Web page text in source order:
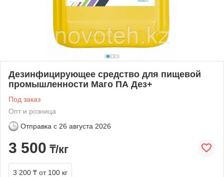
Дезинфицирующее средство для пищевой
промышленности Маго ПА Дез+
Под заказ
Опт и розница
Отправка с 26 августа 2026
3 500 ₸/кг
3 200 ₸ от 100 кг